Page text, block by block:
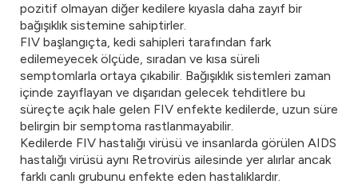
pozitif olmayan diğer kedilere kıyasla daha zayıf bir
bağışıklık sistemine sahiptirler.
FIV başlangıçta, kedi sahipleri tarafından fark
edilemeyecek ölçüde, sıradan ve kısa süreli
semptomlarla ortaya çıkabilir. Bağışıklık sistemleri zaman
içinde zayıflayan ve dışarıdan gelecek tehditlere bu
süreçte açık hale gelen FIV enfekte kedilerde, uzun süre
belirgin bir semptoma rastlanmayabilir.
Kedilerde FIV hastalığı virüsü ve insanlarda görülen AIDS
hastalığı virüsü aynı Retrovirüs ailesinde yer alırlar ancak
farklı canlı grubunu enfekte eden hastalıklardır.